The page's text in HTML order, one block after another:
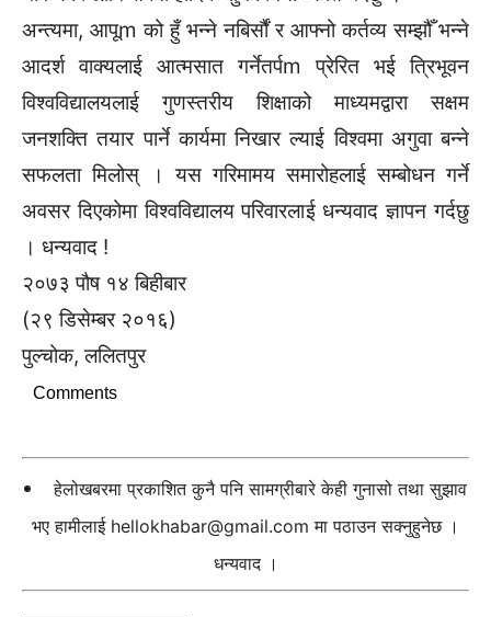
अन्त्यमा, आपूm को हुँ भन्ने नबिर्सौं र आफ्नो कर्तव्य सम्झौँ भन्ने
आदर्श वाक्यलाई आत्मसात गर्नेतर्पm प्रेरित भई त्रिभूवन
विश्वविद्यालयलाई गुणस्तरीय शिक्षाको माध्यमद्वारा सक्षम
जनशक्ति तयार पार्ने कार्यमा निखार ल्याई विश्वमा अगुवा बन्ने
सफलता मिलोस् । यस गरिमामय समारोहलाई सम्बोधन गर्ने
अवसर दिएकोमा विश्वविद्यालय परिवारलाई धन्यवाद ज्ञापन गर्दछु
। धन्यवाद !
२०७३ पौष १४ बिहीबार
(२९ डिसेम्बर २०१६)
पुल्चोक, ललितपुर
Comments
हेलोखबरमा प्रकाशित कुनै पनि सामग्रीबारे केही गुनासो तथा सुझाव
भए हामीलाई hellokhabar@gmail.com मा पठाउन सक्नुहुनेछ ।
धन्यवाद ।